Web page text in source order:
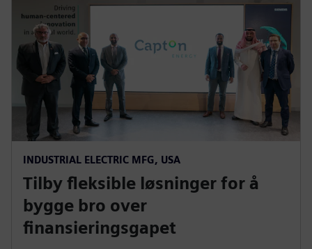
INDUSTRIAL ELECTRIC MFG, USA
Tilby fleksible løsninger for å
bygge bro over
finansieringsgapet